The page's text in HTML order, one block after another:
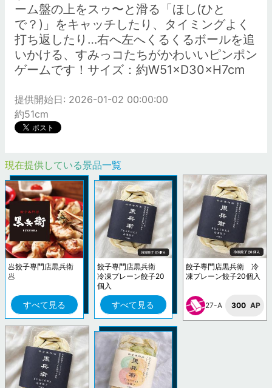
ーム盤の上をスゥ〜と滑る「ほし(ひと
で？)」をキャッチしたり、タイミングよく
打ち返したり…右へ左へくるくるボールを追
いかける、すみっコたちがかわいいピンポン
ゲームです！サイズ：約W51×D30×H7cm
提供開始日: 2026-01-02 00:00:00
約51cm
現在提供している景品一覧
🥟餃子専門店黒兵衛
🥟
すべて見る
餃子専門店黒兵衛
冷凍プレーン餃子20
個入
すべて見る
餃子専門店黒兵衛 冷
凍プレーン餃子20個入
27-A 300 AP